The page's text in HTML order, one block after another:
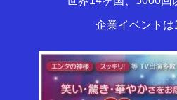
企業イベントは